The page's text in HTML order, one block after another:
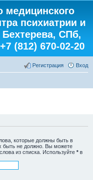
медицинского
психиатрии и
СПб,
(812) 670-02-20
Вход
Регистрация
которые должны быть в
быть не должно. Вы можете
из списка. Используйте * в